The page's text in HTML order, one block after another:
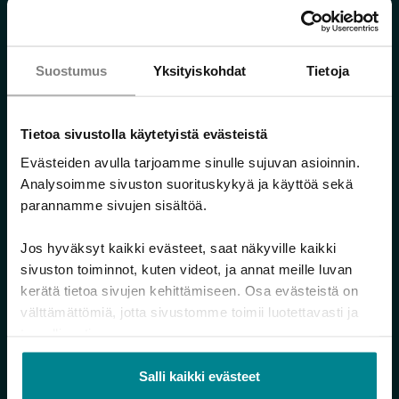
Suostumus Yksityiskohdat Tietoja
Tietoa sivustolla käytetyistä evästeistä
Evästeiden avulla tarjoamme sinulle sujuvan asioinnin.
Analysoimme sivuston suorituskykyä ja käyttöä sekä
parannamme sivujen sisältöä.
Jos hyväksyt kaikki evästeet, saat näkyville kaikki
sivuston toiminnot, kuten videot, ja annat meille luvan
kerätä tietoa sivujen kehittämiseen. Osa evästeistä on
välttämättömiä, jotta sivustomme toimii luotettavasti ja
Salli kaikki evästeet
Aukioloaikamme kesällä 2026
Toivotamme aurinkoista ja mukavaa kesää! Katso
palveluidemme kesän aukioloajat.
Jatka lukemista